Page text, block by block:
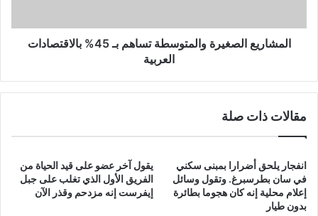
المشاريع الصغيرة والمتوسطة تساهم بـ 45% بالاقتصادات
العربية
مقالات ذات صلة
انفجار يلحق أضرارا بمبنى سكني
في سان بطرسبرغ. وتقول وسائل
إعلام محلية إنه كان هجوما بطائرة
بدون طيار
يقول آخر عضو على قيد الحياة من
الفريق الأول الذي تغلب على جبل
إيفرست إنه مزدحم وقذر الآن